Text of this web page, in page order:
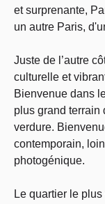
et surprenante,
un autre Paris,
Juste de l’autre
culturelle et
Bienvenue dans
plus grand terrain
verdure.
contemporain,
photogénique.
Le quartier le